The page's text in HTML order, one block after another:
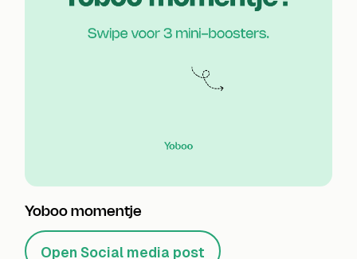
Yoboo momentje
Open Social media post